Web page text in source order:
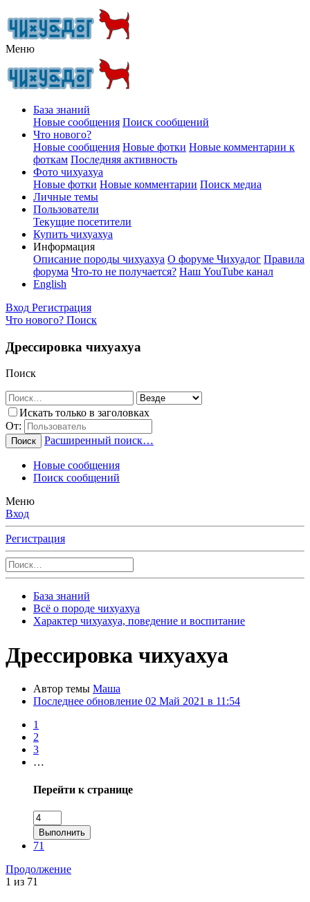
Меню
База знаний
Новые сообщения Поиск сообщений
Что нового?
Новые сообщения Новые фотки Новые комментарии к
фоткам Последняя активность
Фото чихуахуа
Новые фотки Новые комментарии Поиск медиа
Личные темы
Пользователи
Текущие посетители
Купить чихуахуа
Информация
Описание породы чихуахуа О форуме Чихуадог Правила
форума Что-то не получается? Наш YouTube канал
English
Вход Регистрация
Что нового? Поиск
Дрессировка чихуахуа
Поиск
Искать только в заголовках
От:
Поиск Расширенный поиск…
Новые сообщения
Поиск сообщений
Меню
Вход
Регистрация
База знаний
Всё о породе чихуахуа
Характер чихуахуа, поведение и воспитание
Дрессировка чихуахуа
Автор темы Маша
Последнее обновление 02 Май 2021 в 11:54
1
2
3
…
Перейти к странице
Выполнить
71
Продолжение
1 из 71